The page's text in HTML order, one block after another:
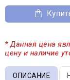
* Данная цена
цену и наличие
ОПИСАНИЕ